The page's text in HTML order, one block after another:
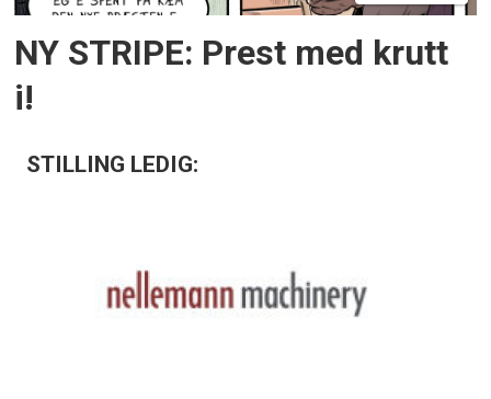
NY STRIPE: Prest med krutt
i!
STILLING LEDIG: